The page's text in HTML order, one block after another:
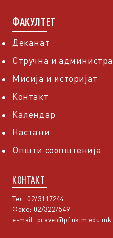
ФАКУЛТЕТ
Деканат
Стручна и
Мисија и историјат
Контакт
Календар
Настани
Општи соопштенија
КОНТАКТ
Тел: 02/3117244
Факс: 02/3227549
e-mail: praven@pf.ukim.edu.mk